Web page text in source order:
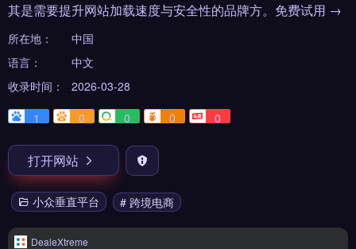
其是需要提升网站加载速度与安全性的品牌方。免费试用 →
所在地：
中国
语言：
中文
收录时间：
2026-03-28
1
0 0 0 0
打开网站
小众垂直平台 # 跨境电商
DealeXtreme